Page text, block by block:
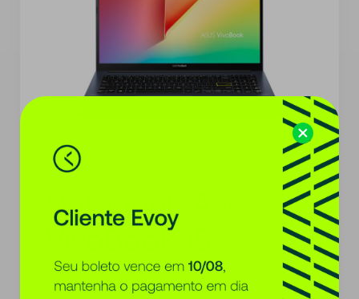
*Imagens meramente ilustrativas
Notebook Asus
VivoBook 15